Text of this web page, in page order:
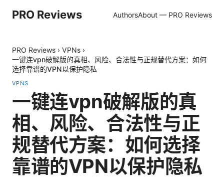
PRO Reviews AuthorsAbout — PRO Reviews
PRO Reviews › VPNs ›
一键连vpn破解版的真相、风险、合法性与正规替代方案：如何
选择靠谱的VPN以保护隐私
VPNS
一键连vpn破解版的真
相、风险、合法性与正
规替代方案：如何选择
靠谱的VPN以保护隐私